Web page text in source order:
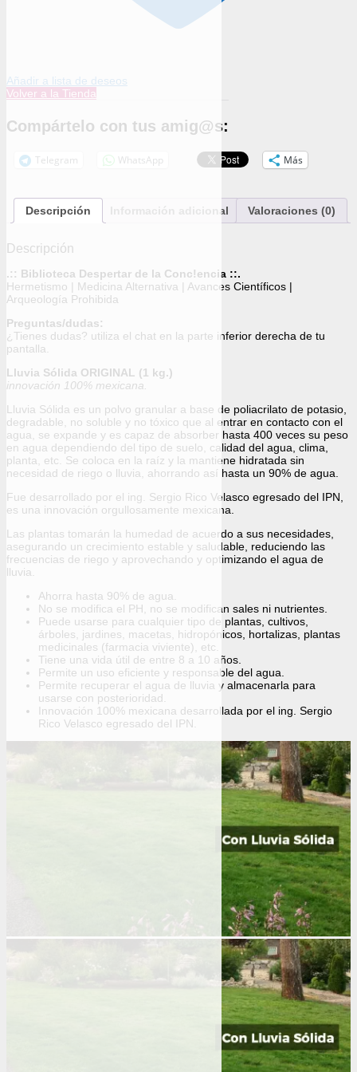
Añadir a lista de deseos
Volver a la Tienda
Compártelo con tus amig@s:
Telegram WhatsApp Más
Descripción Información adicional Valoraciones (0)
Descripción
.:: Biblioteca Despertar de la Conc!encia ::.
Hermetismo | Medicina Alternativa | Avances Científicos |
Arqueología Prohibida
Preguntas/dudas:
¿Tienes dudas? utiliza el chat en la parte inferior derecha de tu
pantalla.
Lluvia Sólida ORIGINAL (1 kg.)
innovación 100% mexicana.
Lluvia Sólida es un polvo granular a base de poliacrilato de potasio,
degradable, no soluble y no tóxico que al entrar en contacto con el
agua, se expande y es capaz de absorber hasta 400 veces su peso
en agua dependiendo del tipo de suelo, calidad del agua, clima,
planta, etc. Se coloca en la raíz y la mantiene hidratada sin
necesidad de riego o lluvia, ahorrando así hasta un 90% de agua.
Fue desarrollado por el ing. Sergio Rico Velasco egresado del IPN,
es una innovación orgullosamente mexicana.
Las plantas tomarán la humedad de acuerdo a sus necesidades,
asegurando un crecimiento estable y saludable, reduciendo las
frecuencias de riego y aprovechando y optimizando el agua de
lluvia.
Ahorra hasta 90% de agua.
No se modifica el PH, no se modifican sales ni nutrientes.
Puede usarse para cualquier tipo de plantas, cultivos,
árboles, jardines, macetas, hidropónicos, hortalizas, plantas
medicinales (farmacia viviente), etc.
Tiene una vida útil de entre 8 a 10 años.
Permite un uso eficiente y responsable del agua.
Permite recuperar el agua de lluvia y almacenarla para
usarse con posterioridad.
Innovación 100% mexicana desarrollada por el ing. Sergio
Rico Velasco egresado del IPN.